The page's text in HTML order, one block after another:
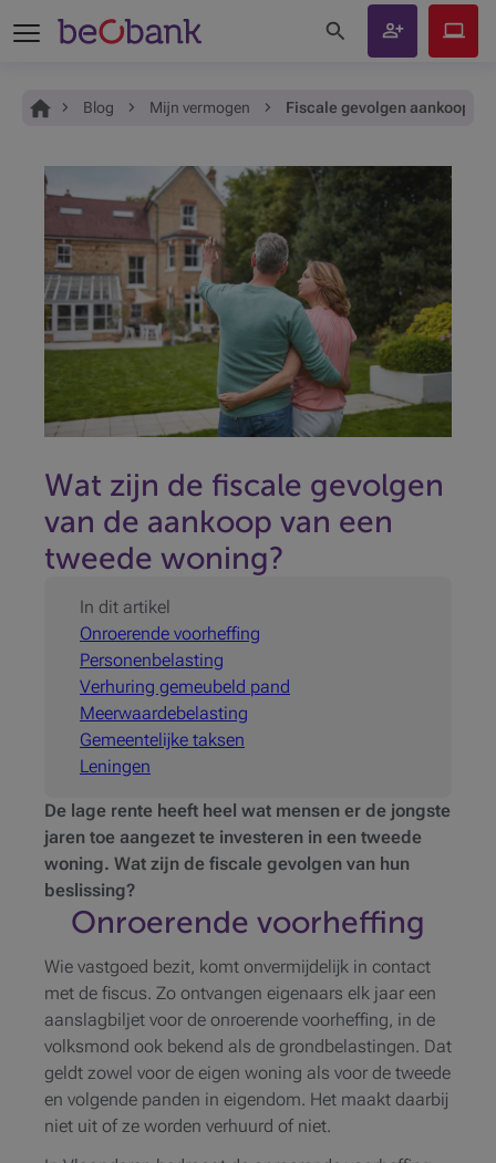
Je bent hier:
Home Blog Mijn vermogen Fiscale gevolgen aankoop
Wat zijn de fiscale gevolgen
van de aankoop van een
tweede woning?
In dit artikel
Onroerende voorheffing
Personenbelasting
Verhuring gemeubeld pand
Meerwaardebelasting
Gemeentelijke taksen
Leningen
De lage rente heeft heel wat mensen er de jongste
jaren toe aangezet te investeren in een tweede
woning. Wat zijn de fiscale gevolgen van hun
beslissing?
Onroerende voorheffing
Wie vastgoed bezit, komt onvermijdelijk in contact
met de fiscus. Zo ontvangen eigenaars elk jaar een
aanslagbiljet voor de onroerende voorheffing, in de
volksmond ook bekend als de grondbelastingen. Dat
geldt zowel voor de eigen woning als voor de tweede
en volgende panden in eigendom. Het maakt daarbij
niet uit of ze worden verhuurd of niet.